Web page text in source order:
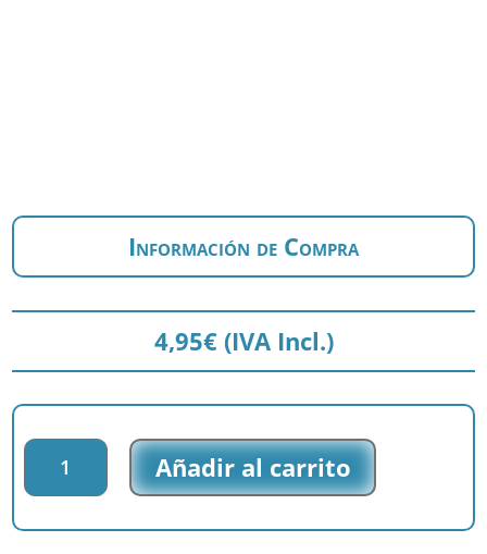
Información de Compra
4,95€ (IVA Incl.)
Parche
bordado
Gorjuss
-
Añadir al carrito